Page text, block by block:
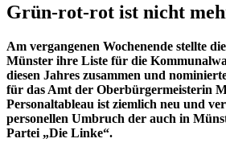
Grün-rot-rot ist nicht
Am vergangenen Wochenende stellte
Münster ihre Liste für die
diesen Jahres zusammen und
für das Amt der Oberbürgermeisterin
Personaltableau ist ziemlich neu und
personellen Umbruch der auch in
Partei „Die Linke“.